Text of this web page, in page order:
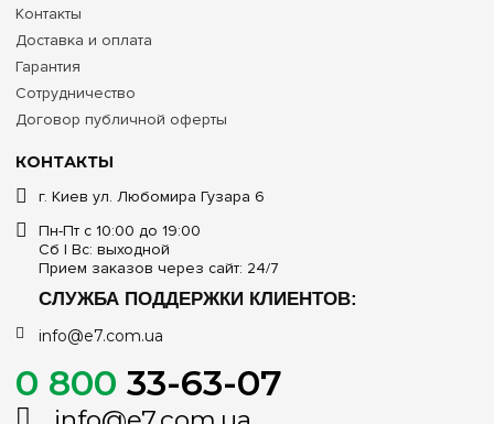
КОНТАКТЫ
г. Киев ул. Любомира Гузара 6
Пн-Пт с 10:00 до 19:00
Сб | Вс: выходной
Прием заказов через сайт: 24/7
СЛУЖБА ПОДДЕРЖКИ КЛИЕНТОВ:
info@e7.com.ua
0 800 33-63-07
Контакты
Доставка и оплата
Гарантия
Сотрудничество
Договор публичной оферты